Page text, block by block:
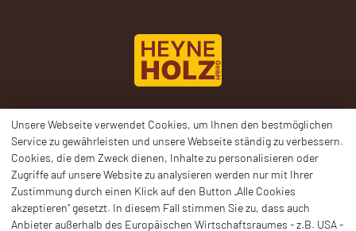
09337 HOHENSTEIN-ERNSTTHAL
TEL.:03723 42261
INFO@HEYNE-HOLZ.DE
Unsere Webseite verwendet Cookies, um Ihnen den bestmöglichen
Service zu gewährleisten und unsere Webseite ständig zu verbessern.
Cookies, die dem Zweck dienen, Inhalte zu personalisieren oder
Zugriffe auf unsere Website zu analysieren werden nur mit Ihrer
Zustimmung durch einen Klick auf den Button „Alle Cookies
akzeptieren“ gesetzt. In diesem Fall stimmen Sie zu, dass auch
Anbieter außerhalb des Europäischen Wirtschaftsraumes - z.B. USA -